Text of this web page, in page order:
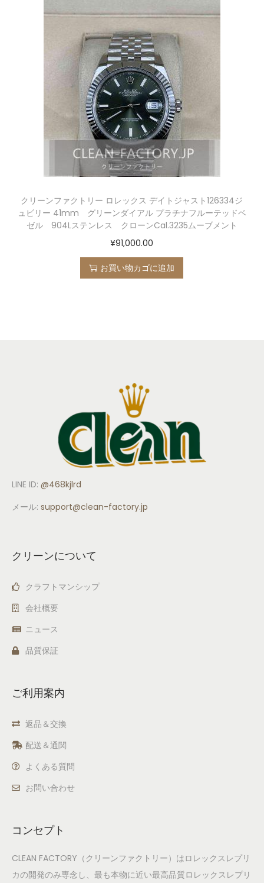
クリーンファクトリー ロレックス デイトジャスト126334ジ
ュビリー 41mm グリーンダイアル プラチナフルーテッドベ
ゼル 904Lステンレス クローンCal.3235ムーブメント
¥91,000.00
お買い物カゴに追加
LINE ID: @468kjlrd
メール: support@clean-factory.jp
クリーンについて
クラフトマンシップ
会社概要
ニュース
品質保証
ご利用案内
返品＆交換
配送＆通関
よくある質問
お問い合わせ
コンセプト
CLEAN FACTORY（クリーンファクトリー）はロレックスレプリ
カの開発のみ専念し、最も本物に近い最高品質ロレックスレプリ